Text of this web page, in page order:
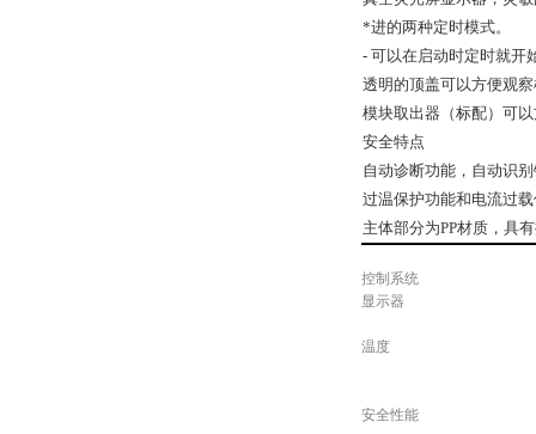
*进的两种定时模式。
- 可以在启动时定时就开
透明的顶盖可以方便观
模块取出器（标配）可
安全特点
自动诊断功能，自动识
过温保护功能和电流过
主体部分为PP材质，具
控制系统
显示器
温度
安全性能